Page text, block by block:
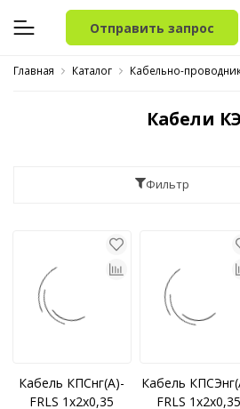
Отправить запрос
Главная Каталог Кабельно-
Кабели
Фильтр
Кабель КПСнг(A)-
FRLS 1x2x0,35
Кабель
FRLS 1x2x0,35